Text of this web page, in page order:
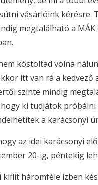
vásárlóink kérésre.
megtalálható a MÁK
kóstoltad volna
itt van rá a kedvező
szinte mindig
ki tudjátok próbálni
a karácsonyi
az idei karácsonyi
20-ig, péntekig
kiflit háromféle ízben